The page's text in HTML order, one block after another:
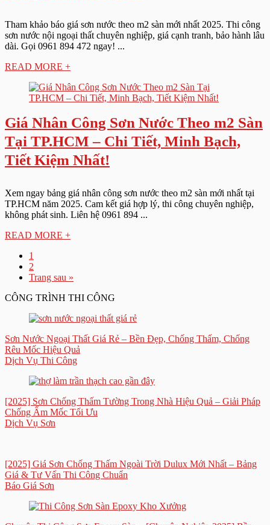
Tham khảo báo giá sơn nước theo m2 sàn mới nhất 2025. Thi công
sơn nước nội ngoại thất chuyên nghiệp, giá cạnh tranh, bảo hành lâu
dài. Gọi 0961 894 472 ngay! ...
READ MORE +
Giá Nhân Công Sơn Nước Theo m2 Sàn
Tại TP.HCM – Chi Tiết, Minh Bạch,
Tiết Kiệm Nhất!
Xem ngay bảng giá nhân công sơn nước theo m2 sàn mới nhất tại
TP.HCM năm 2025. Cam kết giá hợp lý, thi công chuyên nghiệp,
không phát sinh. Liên hệ 0961 894 ...
READ MORE +
1
2
Trang sau »
CÔNG TRÌNH THI CÔNG
Sơn Nước Ngoại Thất Giá Rẻ – Bền Đẹp, Chống Thấm, Chống
Rêu Mốc Hiệu Quả
Dịch Vụ Thi Công
[2025] Sơn Chống Thấm Tường Trong Nhà Hiệu Quả – Giải Pháp
Chống Ẩm Mốc Tối Ưu
Dịch Vụ Sơn
[2025] Giá Sơn Chống Thấm Ngoài Trời Dulux Mới Nhất – Bảng
Giá & Tư Vấn Thi Công Chuẩn
Báo Giá Sơn